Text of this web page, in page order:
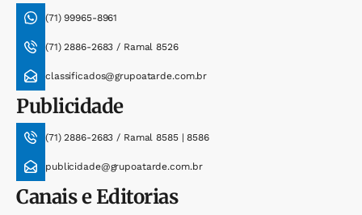
(71) 99965-8961
(71) 2886-2683 / Ramal 8526
classificados@grupoatarde.com.br
Publicidade
(71) 2886-2683 / Ramal 8585 | 8586
publicidade@grupoatarde.com.br
Canais e Editorias